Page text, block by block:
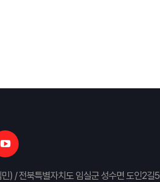
) / 전북특별자치도 임실군 성수면 도인2길